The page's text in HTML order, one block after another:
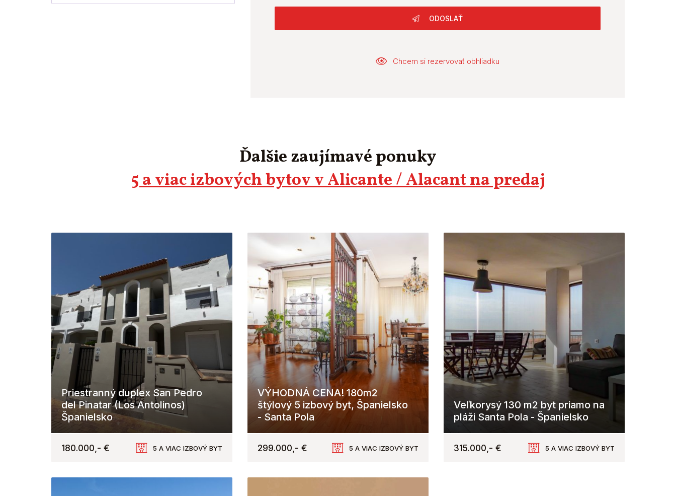
ODOSLAŤ
Chcem si rezervovať obhliadku
Ďalšie zaujímavé ponuky
5 a viac izbových bytov v Alicante / Alacant na predaj
Priestranný duplex San Pedro
del Pinatar (Los Antolinos)
Španielsko
5 A VIAC IZBOVÝ BYT
180.000,- €
VÝHODNÁ CENA! 180m2
štýlový 5 izbový byt, Španielsko
- Santa Pola
Santa Pola
5 A VIAC IZBOVÝ BYT
299.000,- €
Veľkorysý 130 m2 byt priamo na
pláži Santa Pola - Španielsko
Santa Pola
5 A VIAC IZBOVÝ BYT
315.000,- €